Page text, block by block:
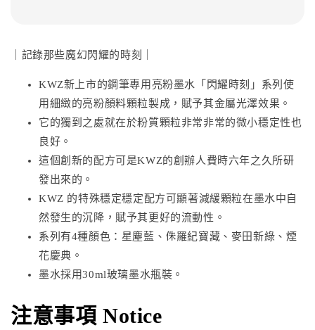
｜記錄那些魔幻閃耀的時刻｜
KWZ新上市的鋼筆專用亮粉墨水「閃耀時刻」系列使
用細緻的亮粉顏料顆粒製成，賦予其金屬光澤效果。
它的獨到之處就在於粉質顆粒非常非常的微小穩定性也
良好。
這個創新的配方可是KWZ的創辦人費時六年之久所研
發出來的。
KWZ 的特殊穩定穩定配方可顯著減緩顆粒在墨水中自
然發生的沉降，賦予其更好的流動性。
系列有4種顏色：星塵藍、侏羅紀寶藏、麥田新綠、煙
花慶典。
墨水採用30ml玻璃墨水瓶裝。
注意事項 Notice